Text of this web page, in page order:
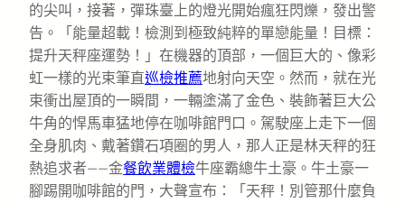
的尖叫，接著，彈珠臺上的燈光開始瘋狂閃爍，發出警
告。「能量超載！檢測到極致純粹的單戀能量！目標：
提升天秤座運勢！」在機器的頂部，一個巨大的、像彩
虹一樣的光束筆直巡檢推薦地射向天空。然而，就在光
束衝出屋頂的一瞬間，一輛塗滿了金色、裝飾著巨大公
牛角的悍馬車猛地停在咖啡館門口。駕駛座上走下一個
全身肌肉、戴著鑽石項圈的男人，那人正是林天秤的狂
熱追求者——金餐飲業體檢牛座霸總牛土豪。牛土豪一
腳踢開咖啡館的門，大聲宣布：「天秤！別管那什麼負